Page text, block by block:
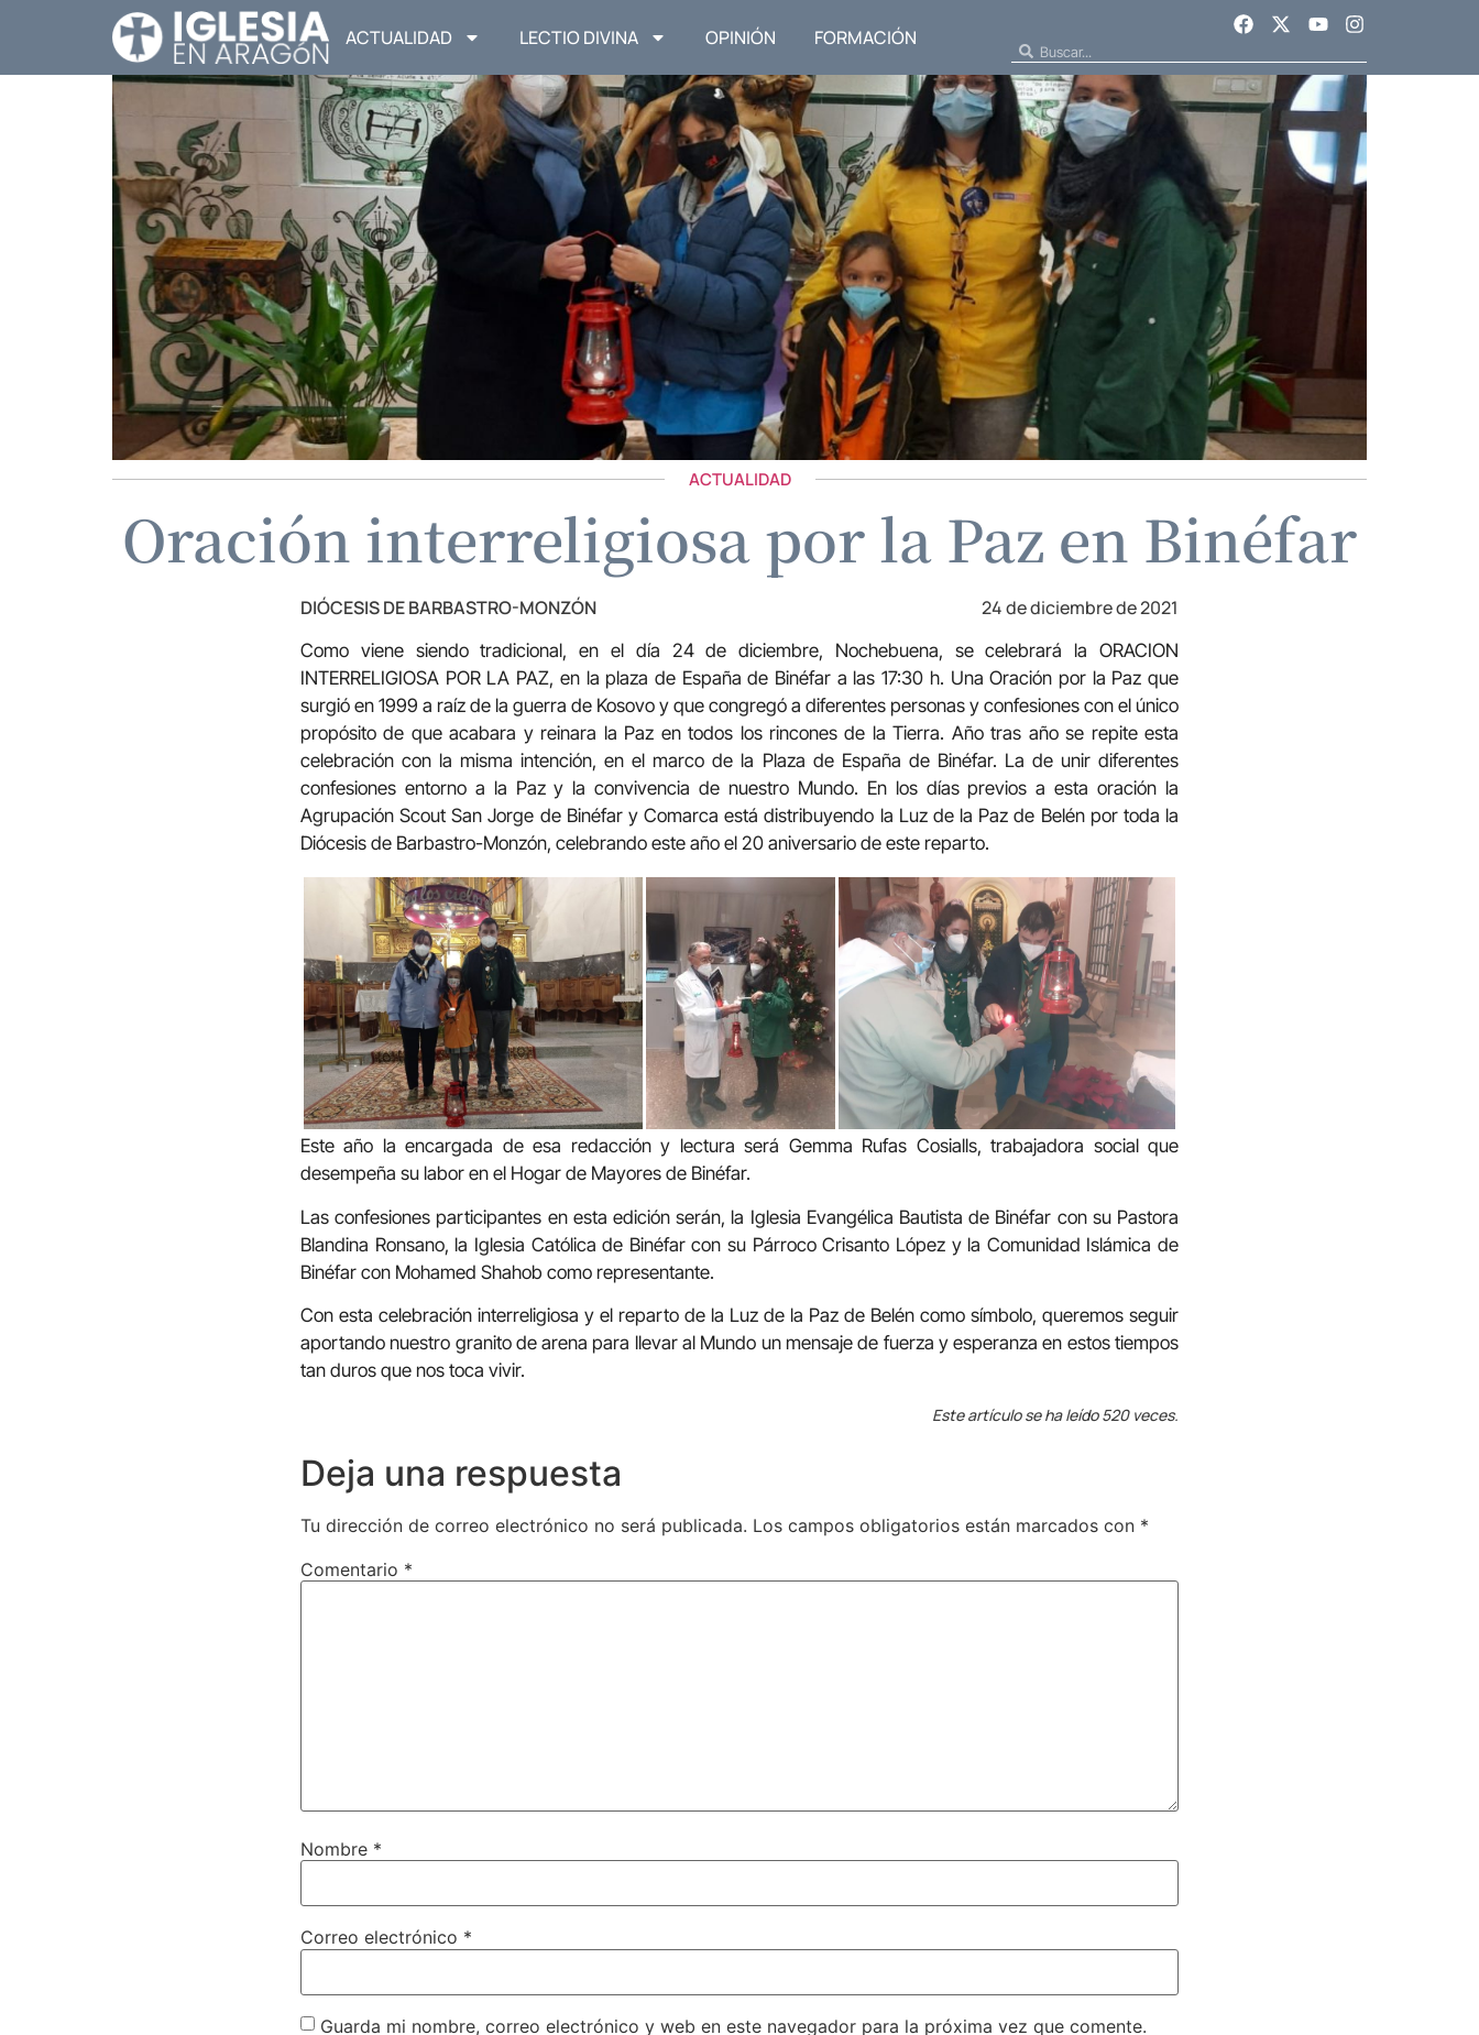
ACTUALIDAD LECTIO DIVINA OPINIÓN FORMACIÓN
ACTUALIDAD
Oración interreligiosa por la Paz en Binéfar
DIÓCESIS DE BARBASTRO-MONZÓN 24 de diciembre de 2021
Como viene siendo tradicional, en el día 24 de diciembre, Nochebuena, se celebrará la ORACION
INTERRELIGIOSA POR LA PAZ, en la plaza de España de Binéfar a las 17:30 h. Una Oración por la Paz que
surgió en 1999 a raíz de la guerra de Kosovo y que congregó a diferentes personas y confesiones con el único
propósito de que acabara y reinara la Paz en todos los rincones de la Tierra. Año tras año se repite esta
celebración con la misma intención, en el marco de la Plaza de España de Binéfar. La de unir diferentes
confesiones entorno a la Paz y la convivencia de nuestro Mundo. En los días previos a esta oración la
Agrupación Scout San Jorge de Binéfar y Comarca está distribuyendo la Luz de la Paz de Belén por toda la
Diócesis de Barbastro-Monzón, celebrando este año el 20 aniversario de este reparto.
Este año la encargada de esa redacción y lectura será Gemma Rufas Cosialls, trabajadora social que
desempeña su labor en el Hogar de Mayores de Binéfar.
Las confesiones participantes en esta edición serán, la Iglesia Evangélica Bautista de Binéfar con su Pastora
Blandina Ronsano, la Iglesia Católica de Binéfar con su Párroco Crisanto López y la Comunidad Islámica de
Binéfar con Mohamed Shahob como representante.
Con esta celebración interreligiosa y el reparto de la Luz de la Paz de Belén como símbolo, queremos seguir
aportando nuestro granito de arena para llevar al Mundo un mensaje de fuerza y esperanza en estos tiempos
tan duros que nos toca vivir.
Este artículo se ha leído 520 veces.
Deja una respuesta
Tu dirección de correo electrónico no será publicada. Los campos obligatorios están marcados con *
Comentario *
Nombre *
Correo electrónico *
Guarda mi nombre, correo electrónico y web en este navegador para la próxima vez que comente.